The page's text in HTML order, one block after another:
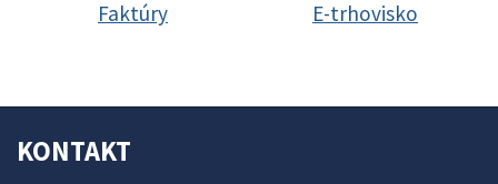
Faktúry E-trhovisko
KONTAKT